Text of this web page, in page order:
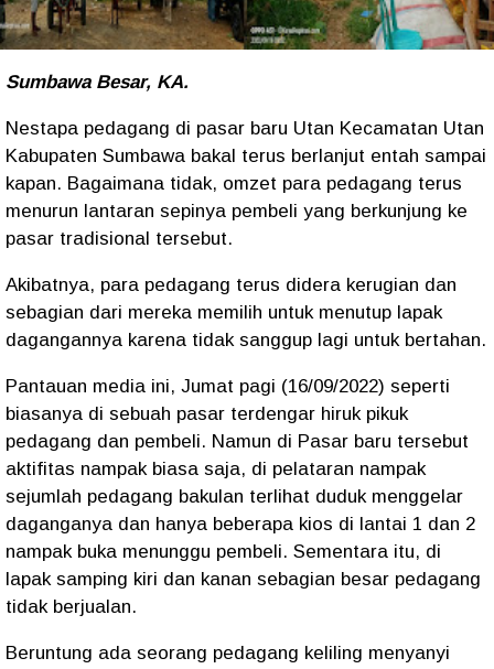
Sumbawa Besar, KA.
Nestapa pedagang di pasar baru Utan Kecamatan Utan
Kabupaten Sumbawa bakal terus berlanjut entah sampai
kapan. Bagaimana tidak, omzet para pedagang terus
menurun lantaran sepinya pembeli yang berkunjung ke
pasar tradisional tersebut.
Akibatnya, para pedagang terus didera kerugian dan
sebagian dari mereka memilih untuk menutup lapak
dagangannya karena tidak sanggup lagi untuk bertahan.
Pantauan media ini, Jumat pagi (16/09/2022) seperti
biasanya di sebuah pasar terdengar hiruk pikuk
pedagang dan pembeli. Namun di Pasar baru tersebut
aktifitas nampak biasa saja, di pelataran nampak
sejumlah pedagang bakulan terlihat duduk menggelar
daganganya dan hanya beberapa kios di lantai 1 dan 2
nampak buka menunggu pembeli. Sementara itu, di
lapak samping kiri dan kanan sebagian besar pedagang
tidak berjualan.
Beruntung ada seorang pedagang keliling menyanyi